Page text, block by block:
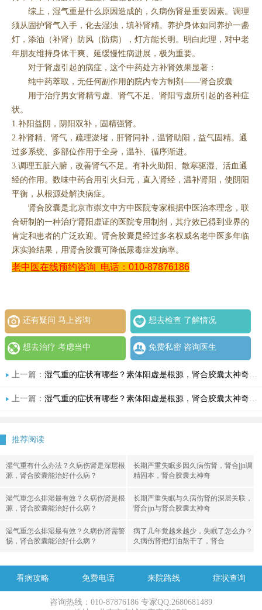
综上，湿气重是什么原因造成的，久病伤肾是重要因素。调理
须从固护肾气入手，化去湿浊，填补肾精。养护身体如同养护一盏
灯，添油（补肾）防风（防病），灯方能长明。明白此理，对中老
年朋友维持身体干爽、延缓慢性病进展，极为重要。
对于肾虚引起的病症，这个中药处方补肾效果显著：
纯中药萃取，无任何副作用的院内专方制剂——肾合胶囊
用于治疗男女肾精亏虚、肾气不足、肾阳亏虚所引起的各种症
状。
1.补阳益阴，阴阳双补，固精强肾。
2.补肾精、肾气，疏理淤堵，肝肾同补，温肾助阳，益气固精。通
过多系统、多部位作用于全身，温补、循序渐进。
3.调理五脏六腑，改善肾气不足。有补火助阳、散寒驱湿、活血通
经的作用。数味中药合用引火归元，直入肾经，温补肾阳，使阴阳
平衡，从根源处解决病症。
肾合胶囊是北京市崇文中方中医院专家根据中医治本理念，联
合研制的一种治疗肾阳虚证的医院专用制剂，其疗效已得到业界的
肯定和患者的广泛欢迎。肾合胶囊是经过多名权威名老中医多年临
床实验结果，用肾合胶囊可降低尿毒症发病率。
老中医在线预约咨询 电话：010-87876186
还有疑问 马上咨询 想去检查 了解情况
想去治疗 考虑当中 免费私密 咨询医生
上一篇： 湿气重的症状有哪些？素体阳虚是根源，肾合胶囊太神奇了，助你温阳祛湿
上一篇： 湿气重的症状有哪些？素体阳虚是根源，肾合胶囊太神奇了，助你温阳祛湿
推荐阅读
湿气重有什么办法？久病伤肾是深层根
源，肾合胶囊能治好什么病？
长期严重失眠多因久病伤肾，肾合jjn调
精固本，肾合胶囊太神奇
湿气重怎么排湿最有效？久病伤肾是根
源，肾合胶囊能治好什么病？
长期严重失眠与久病伤肾的深层关联，
肾合jjn与肾合胶囊太神奇
湿气重怎么排湿最有效？久病伤肾需警
惕，肾合胶囊能治好什么病？
病了几年觉越来越少，失眠了怎么办？
久病伤肾把灯油熬干了，肾合
看病攻略 免费电话 来院路线 症状查询
咨询热线：010-87876186 专家QQ:2680681489